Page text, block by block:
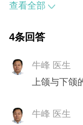
都会建议用膨体
查看全部
4条回答
牛峰 医生
上颌与下颌
牛峰 医生